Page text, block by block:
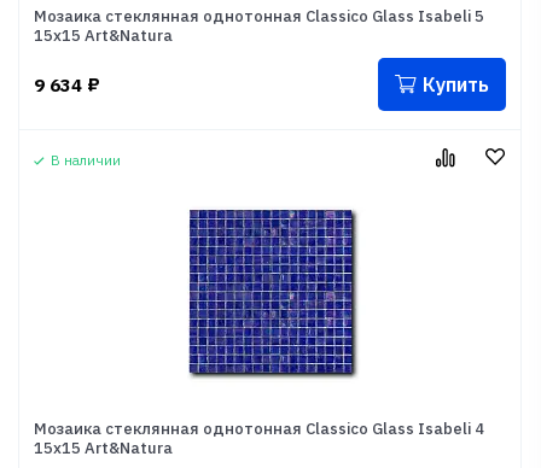
Мозаика стеклянная однотонная Classico Glass Isabeli 5
15x15 Art&Natura
9 634 ₽ Купить
В наличии
Мозаика стеклянная однотонная Classico Glass Isabeli 4
15x15 Art&Natura